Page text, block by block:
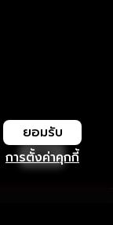
การตั้งค่าคุกกี้
ยอมรับ
เปิด